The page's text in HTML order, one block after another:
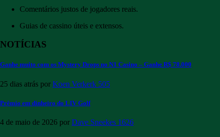
Comentários justos de jogadores reais.
Guias de cassino úteis e extensos.
NOTÍCIAS
Ganhe muito com os Mystery Drops no N1 Casino – Ganhe R$ 78.000
25 dias atrás por Koen Verkerk 505
Prêmio em dinheiro do LIV Golf
4 de maio de 2026 por Dave Sneekes 1626